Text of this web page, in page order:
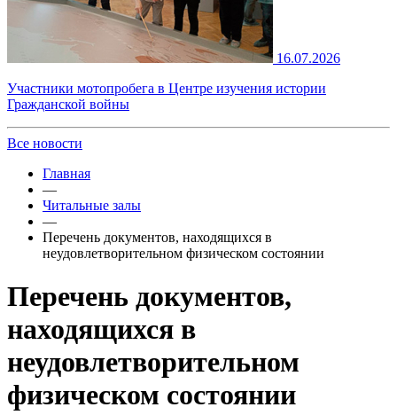
16.07.2026
Участники мотопробега в Центре изучения истории
Гражданской войны
Все новости
Главная
—
Читальные залы
—
Перечень документов, находящихся в
неудовлетворительном физическом состоянии
Перечень документов,
находящихся в
неудовлетворительном
физическом состоянии